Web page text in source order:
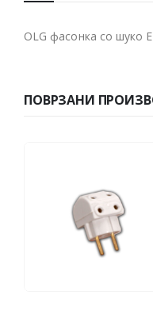
OLG фасонка со шуко
ПОВРЗАНИ